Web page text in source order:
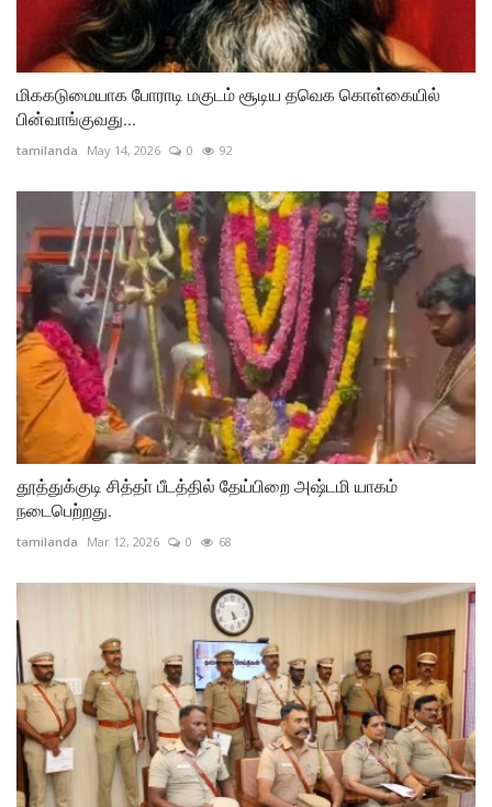
மிககடுமையாக போராடி மகுடம் சூடிய தவெக கொள்கையில்
பின்வாங்குவது...
tamilanda May 14, 2026 0 92
தூத்துக்குடி சித்தா் பீடத்தில் தேய்பிறை அஷ்டமி யாகம்
நடைபெற்றது.
tamilanda Mar 12, 2026 0 68